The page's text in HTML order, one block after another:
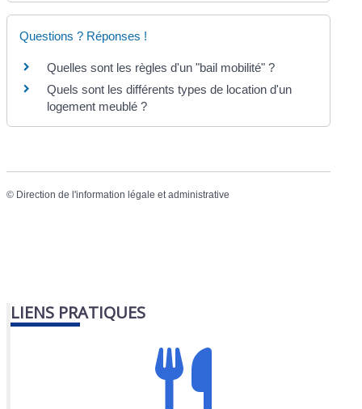
Questions ? Réponses !
Quelles sont les règles d'un "bail mobilité" ?
Quels sont les différents types de location d'un
logement meublé ?
© Direction de l'information légale et administrative
LIENS PRATIQUES